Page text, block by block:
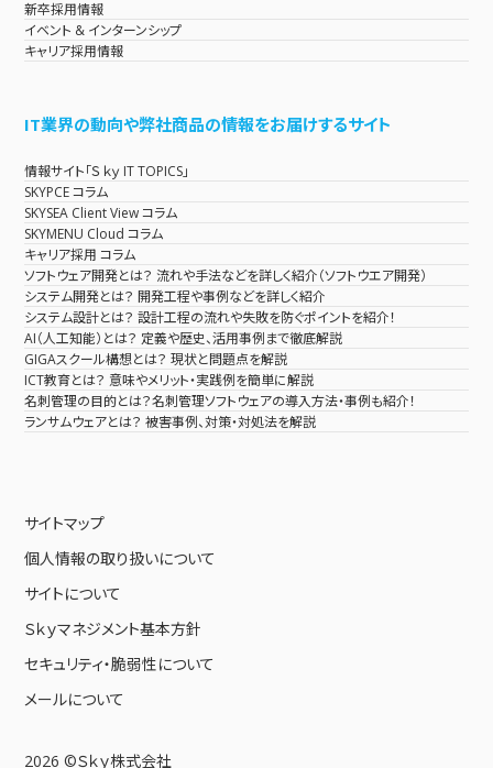
新卒採用情報
イベント & インターンシップ
キャリア採用情報
IT業界の動向や弊社商品の情報をお届けするサイト
情報サイト「Ｓｋｙ IT TOPICS」
SKYPCE コラム
SKYSEA Client View コラム
SKYMENU Cloud コラム
キャリア採用 コラム
ソフトウェア開発とは？ 流れや手法などを詳しく紹介（ソフトウエア開発）
システム開発とは？ 開発工程や事例などを詳しく紹介
システム設計とは？ 設計工程の流れや失敗を防ぐポイントを紹介！
AI（人工知能）とは？ 定義や歴史、活用事例まで徹底解説
GIGAスクール構想とは？ 現状と問題点を解説
ICT教育とは？ 意味やメリット・実践例を簡単に解説
名刺管理の目的とは？名刺管理ソフトウェアの導入方法・事例も紹介！
ランサムウェアとは？ 被害事例、対策・対処法を解説
サイトマップ
個人情報の取り扱いについて
サイトについて
Ｓｋｙマネジメント基本方針
セキュリティ・脆弱性について
メールについて
2026 ©Ｓｋｙ株式会社